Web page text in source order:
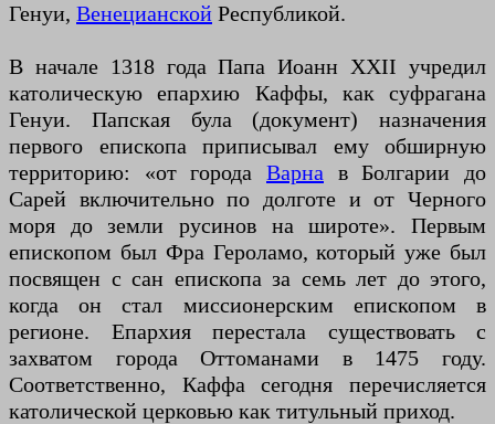
Генуи, Венецианской Республикой.
В начале 1318 года Папа Иоанн XXII учредил
католическую епархию Каффы, как суфрагана
Генуи. Папская була (документ) назначения
первого епископа приписывал ему обширную
территорию: «от города Варна в Болгарии до
Сарей включительно по долготе и от Черного
моря до земли русинов на широте». Первым
епископом был Фра Героламо, который уже был
посвящен с сан епископа за семь лет до этого,
когда он стал миссионерским епископом в
регионе. Епархия перестала существовать с
захватом города Оттоманами в 1475 году.
Соответственно, Каффа сегодня перечисляется
католической церковью как титульный приход.